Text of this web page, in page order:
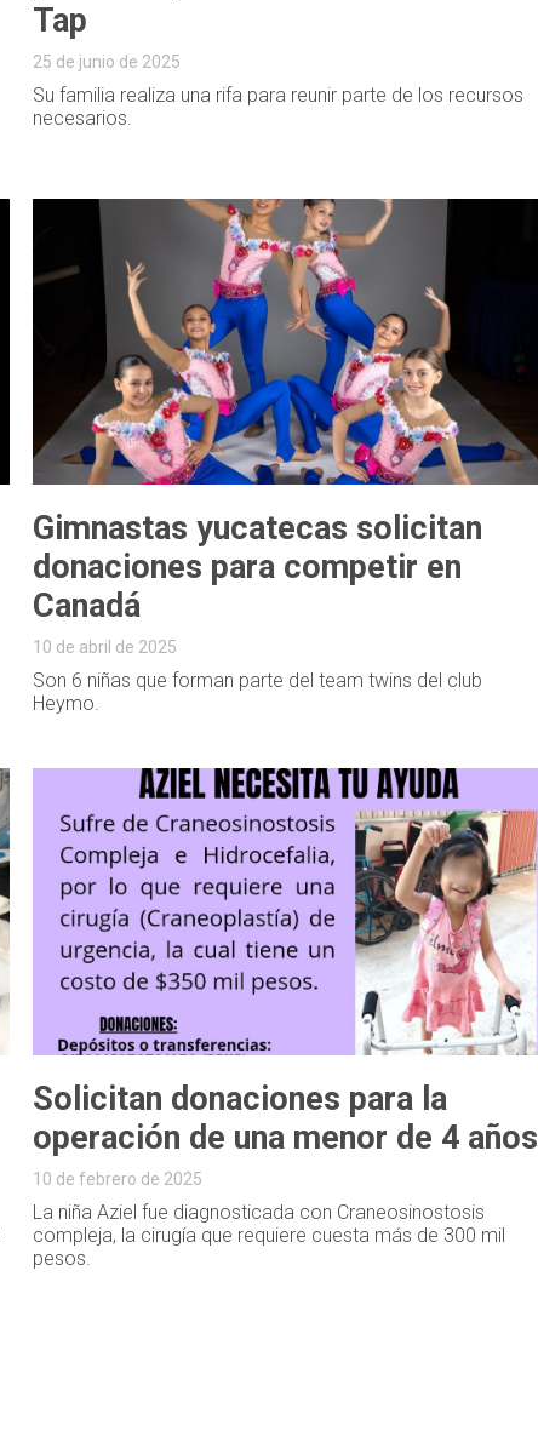
Tap
25 de junio de 2025
Su familia realiza una rifa para reunir parte de los recursos
necesarios.
Gimnastas yucatecas solicitan
donaciones para competir en
Canadá
10 de abril de 2025
Son 6 niñas que forman parte del team twins del club
Heymo.
Solicitan donaciones para la
operación de una menor de 4 años
10 de febrero de 2025
La niña Aziel fue diagnosticada con Craneosinostosis
compleja, la cirugía que requiere cuesta más de 300 mil
pesos.